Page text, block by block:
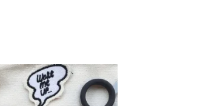
ノベーション」のアプローチ
の新しい可能性を探索